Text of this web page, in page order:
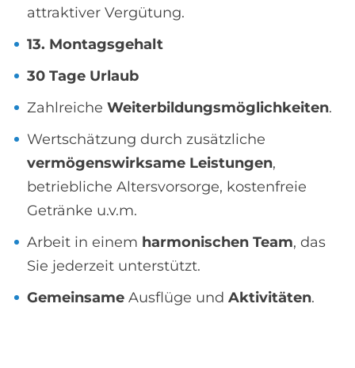
attraktiver Vergütung.
13. Montagsgehalt
30 Tage Urlaub
Zahlreiche Weiterbildungsmöglichkeiten.
Wertschätzung durch zusätzliche
vermögenswirksame Leistungen,
betriebliche Altersvorsorge, kostenfreie
Getränke u.v.m.
Arbeit in einem harmonischen Team, das
Sie jederzeit unterstützt.
Gemeinsame Ausflüge und Aktivitäten.